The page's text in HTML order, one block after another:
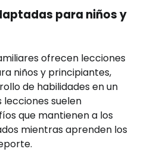
para niños y
ofrecen lecciones
niños y principiantes,
de habilidades en un
suelen
que mantienen a los
mientras aprenden los